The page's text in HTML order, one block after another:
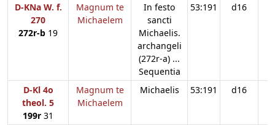
D-KNa W. f.
270
272r-b 19
Magnum te
Michaelem
In festo
sancti
Michaelis.
archangeli
(272r-a) ...
Sequentia
53:191 d16
D-Kl 4o
theol. 5
199r 31
Magnum te
Michaelem
Michaelis 53:191 d16